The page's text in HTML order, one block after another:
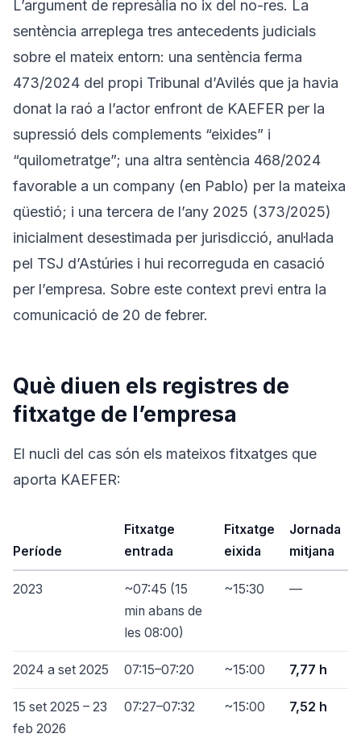
L’argument de represàlia no ix del no-res. La
sentència arreplega tres antecedents judicials
sobre el mateix entorn: una sentència ferma
473/2024 del propi Tribunal d’Avilés que ja havia
donat la raó a l’actor enfront de KAEFER per la
supressió dels complements “eixides” i
“quilometratge”; una altra sentència 468/2024
favorable a un company (en Pablo) per la mateixa
qüestió; i una tercera de l’any 2025 (373/2025)
inicialment desestimada per jurisdicció, anul·lada
pel TSJ d’Astúries i hui recorreguda en casació
per l’empresa. Sobre este context previ entra la
comunicació de 20 de febrer.
Què diuen els registres de
fitxatge de l’empresa
El nucli del cas són els mateixos fitxatges que
aporta KAEFER:
Període
Fitxatge
entrada
Fitxatge
eixida
Jornada
mitjana
2023
~07:45 (15
min abans de
les 08:00)
~15:30 —
2024 a set 2025 07:15–07:20 ~15:00 7,77 h
15 set 2025 – 23
feb 2026
07:27–07:32 ~15:00 7,52 h